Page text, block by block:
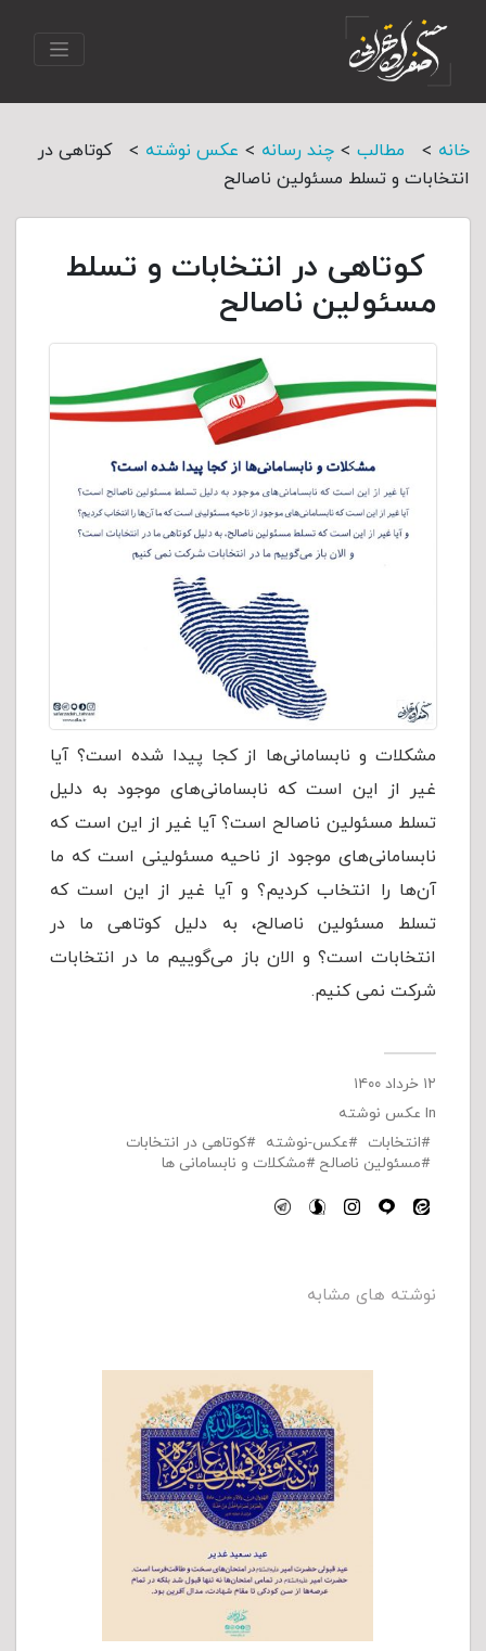
خانه > مطالب > چند رسانه > عکس نوشته >
کوتاهی در
انتخابات و تسلط مسئولین ناصالح
کوتاهی در انتخابات و تسلط
مسئولین ناصالح
مشکلات ‌و نابسامانی‌ها از کجا پیدا شده است؟ آیا
غیر از این است که نابسامانی‌های موجود به دلیل
تسلط مسئولین ناصالح است؟ آیا غیر از این است که
نابسامانی‌های موجود از ناحیه مسئولینی است که ما
آن‌ها را انتخاب کردیم؟ و آیا غیر از این است که
تسلط مسئولین ناصالح، به دلیل کوتاهی ما در
انتخابات است؟ و الان باز می‌گوییم ما در انتخابات
شرکت نمی کنیم.
۱۲ خرداد ۱۴۰۰
In عکس نوشته
انتخابات
عکس-نوشته
کوتاهی در انتخابات
مسئولین ناصالح
مشکلات و نابسامانی ها
نوشته های مشابه